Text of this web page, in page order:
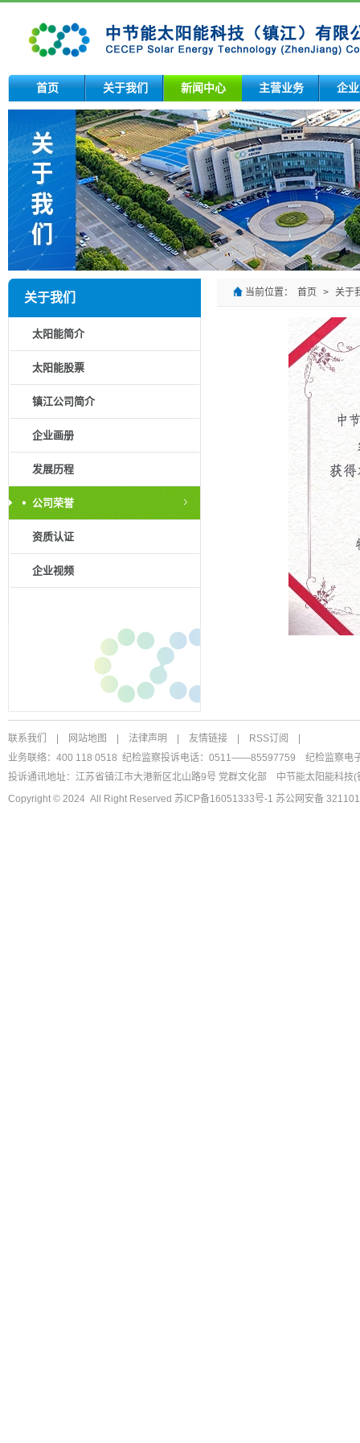
首页 关于我们 新闻中心 主营业务 企
关于我们
太阳能简介
太阳能股票
镇江公司简介
企业画册
发展历程
公司荣誉
资质认证
企业视频
当前位置： 首页 > 关于
联系我们 网站地图 法律声明 友情链接 RSS订阅
业务联络：400 118 0518 纪检监察投诉电话：0511——85597759 纪检监察电
投诉通讯地址：江苏省镇江市大港新区北山路9号 党群文化部
中节能太阳能科技
Copyright © 2024 All Right Reserved 苏ICP备16051333号-1 苏公网安备